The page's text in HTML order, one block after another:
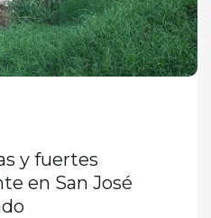
y fuertes
en San José